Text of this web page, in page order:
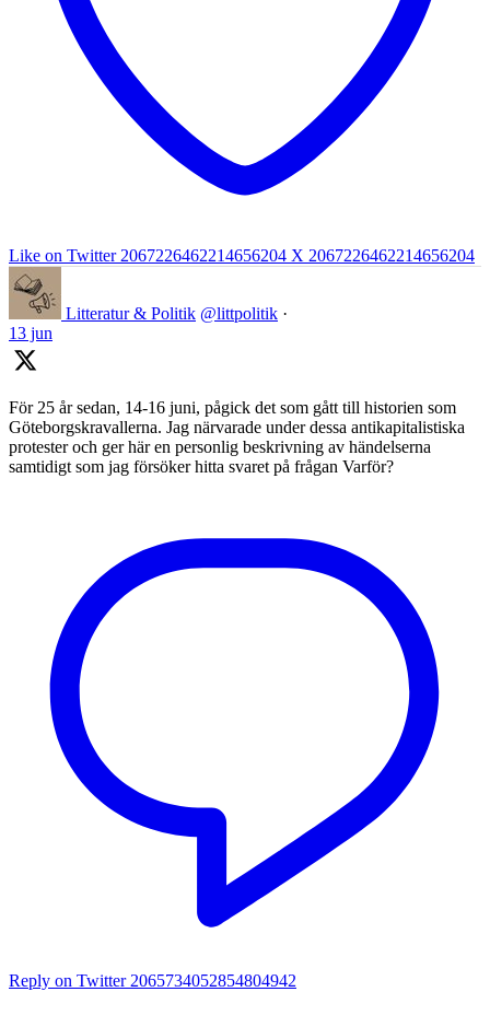
Like on Twitter 2067226462214656204 X 2067226462214656204
Litteratur & Politik @littpolitik ·
13 jun
För 25 år sedan, 14-16 juni, pågick det som gått till historien som
Göteborgskravallerna. Jag närvarade under dessa antikapitalistiska
protester och ger här en personlig beskrivning av händelserna
samtidigt som jag försöker hitta svaret på frågan Varför?
Reply on Twitter 2065734052854804942